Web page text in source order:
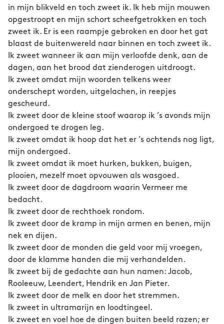
in mijn blikveld en toch zweet ik. Ik heb mijn mouwen
opgestroopt en mijn schort scheefgetrokken en toch
zweet ik. Er is een raampje gebroken en door het gat
blaast de buitenwereld naar binnen en toch zweet ik.
Ik zweet wanneer ik aan mijn verloofde denk, aan de
dagen, aan het brood dat zienderogen uitdroogt.
Ik zweet omdat mijn woorden telkens weer
onderschept worden, uitgelachen, in reepjes
gescheurd.
Ik zweet door de kleine stoof waarop ik ’s avonds mijn
ondergoed te drogen leg.
Ik zweet omdat ik hoop dat het er ’s ochtends nog ligt,
mijn ondergoed.
Ik zweet omdat ik moet hurken, bukken, buigen,
plooien, mezelf moet opvouwen als wasgoed.
Ik zweet door de dagdroom waarin Vermeer me
bedacht.
Ik zweet door de rechthoek rondom.
Ik zweet door de kramp in mijn armen en benen, mijn
nek en dijen.
Ik zweet door de monden die geld voor mij vroegen,
door de klamme handen die mij verhandelden.
Ik zweet bij de gedachte aan hun namen: Jacob,
Rooleeuw, Leendert, Hendrik en Jan Pieter.
Ik zweet door de melk en door het stremmen.
Ik zweet in ultramarijn en loodtingeel.
Ik zweet en voel hoe de dingen buiten beeld razen; er